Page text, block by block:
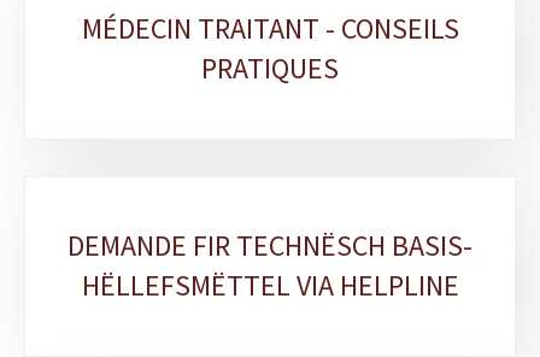
sectionsMÉDECIN TRAITANT - CONSEILS
PRATIQUES
DEMANDE FIR TECHNËSCH BASIS-
HËLLEFSMËTTEL VIA HELPLINE